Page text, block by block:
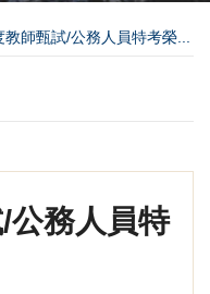
教師甄試/公務人員特考榮...
公務人員特